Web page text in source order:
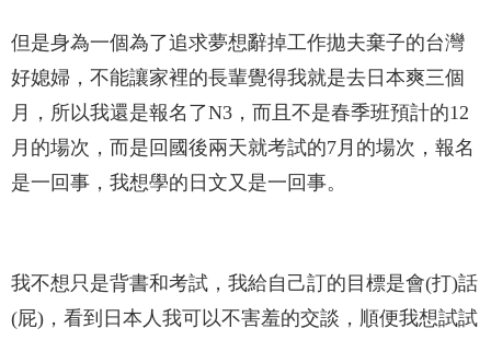
但是身為一個為了追求夢想辭掉工作拋夫棄子的台灣
好媳婦，不能讓家裡的長輩覺得我就是去日本爽三個
月，所以我還是報名了N3，而且不是春季班預計的12
月的場次，而是回國後兩天就考試的7月的場次， 報名
是一回事，我想學的日文又是一回事。
我不想只是背書和考試，我給自己訂的目標是會(打)話
(屁)，看到日本人我可以不害羞的交談，順便我想試試